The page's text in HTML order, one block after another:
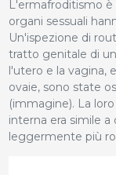
L'ermafroditismo
organi sessuali
Un'ispezione di
tratto genitale di
l'utero e la vagina,
ovaie, sono state
(immagine). La
interna era simile
leggermente più